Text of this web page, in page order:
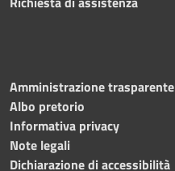
Amministrazione trasparente
Albo pretorio
Informativa privacy
Note legali
Dichiarazione di accessibilità